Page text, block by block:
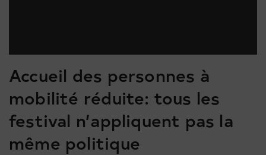
Accueil des personnes à
mobilité réduite: tous les
festival n’appliquent pas la
même politique